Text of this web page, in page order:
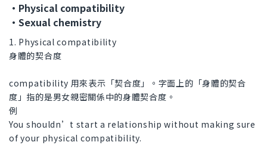
・Physical compatibility
・Sexual chemistry
1. Physical compatibility
身體的契合度
compatibility 用來表示「契合度」。字面上的「身體的契合
度」指的是男女親密關係中的身體契合度。
例
You shouldn’t start a relationship without making sure
of your physical compatibility.